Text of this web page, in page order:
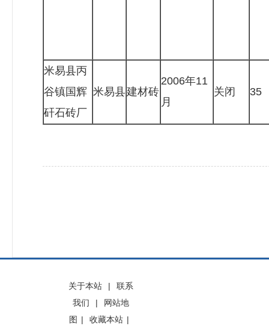
米易县丙
谷镇国辉
矸石砖厂
米易县建材砖
2006年11
月
关闭 35
关于本站 |
联系
我们
|
网站地
图 | 收藏本站 |